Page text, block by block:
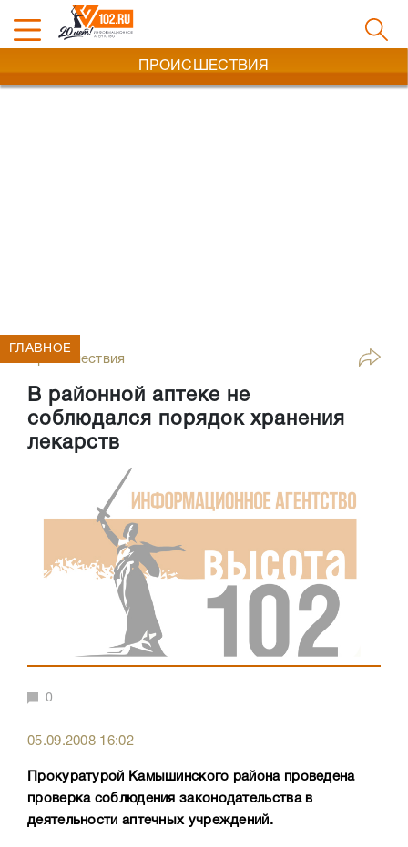
ПРОИСШЕСТВИЯ
Происшествия
В районной аптеке не
соблюдался порядок хранения
лекарств
ГЛАВНОЕ
0
05.09.2008 16:02
Прокуратурой Камышинского района проведена
проверка соблюдения законодательства в
деятельности аптечных учреждений.